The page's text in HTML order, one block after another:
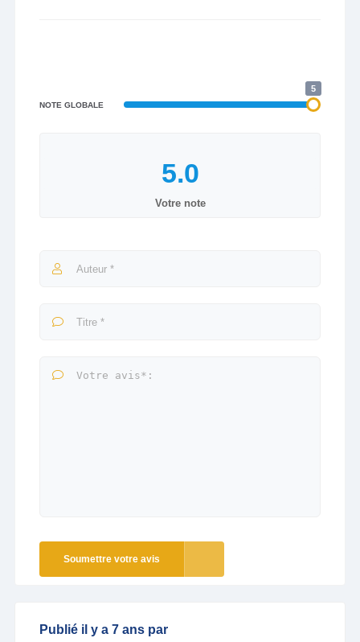
NOTE GLOBALE
5
Votre note
Soumettre votre avis
Publié il y a 7 ans par